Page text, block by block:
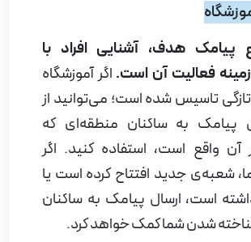
پیامک هدف، آشنایی افراد با
فعالیت آن است. اگر آموزشگاه
تاسیس شده است؛ می‌توانید از
پیامک به ساکنان منطقه‌ای که
آن واقع است، استفاده کنید. اگر
شعبه‌ی جدید افتتاح کرده است یا
است، ارسال پیامک به ساکنان
شدن شما کمک خواهد کرد.